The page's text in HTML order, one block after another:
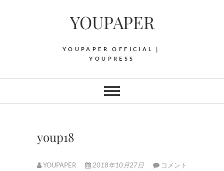
YOUPAPER
YOUPAPER OFFICIAL｜
YOUPRESS
youp18
YOUPAPER 2018年10月27日
コメント